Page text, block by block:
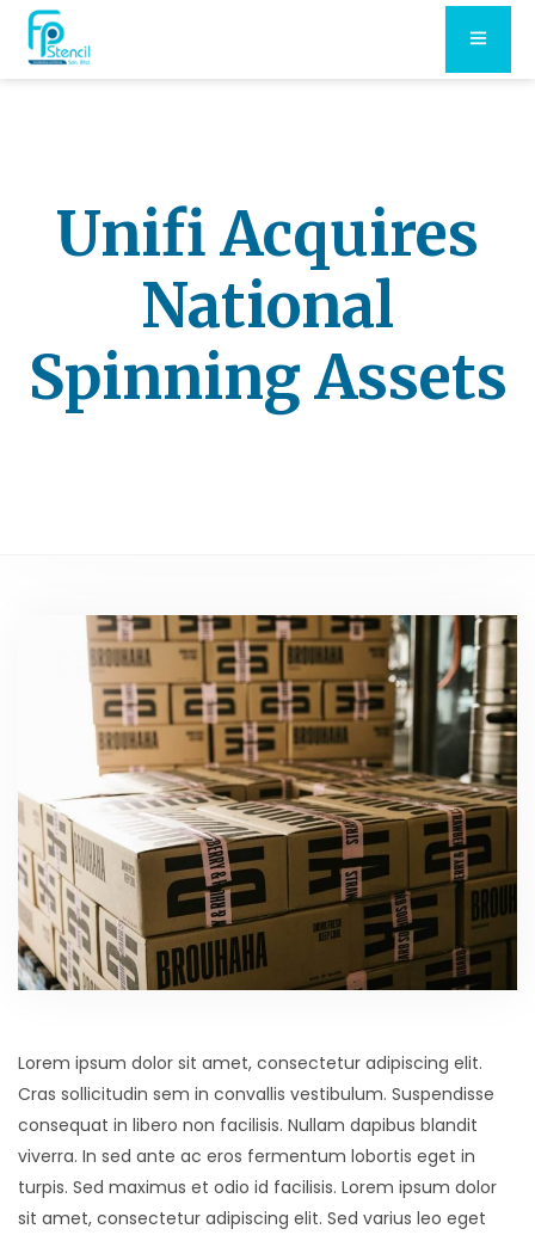
Unifi Acquires
National
Spinning Assets
Lorem ipsum dolor sit amet, consectetur adipiscing elit.
Cras sollicitudin sem in convallis vestibulum. Suspendisse
consequat in libero non facilisis. Nullam dapibus blandit
viverra. In sed ante ac eros fermentum lobortis eget in
turpis. Sed maximus et odio id facilisis. Lorem ipsum dolor
sit amet, consectetur adipiscing elit. Sed varius leo eget